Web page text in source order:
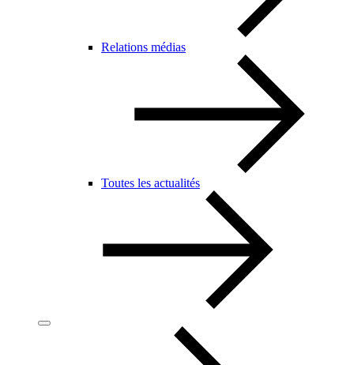
Relations médias
Toutes les actualités